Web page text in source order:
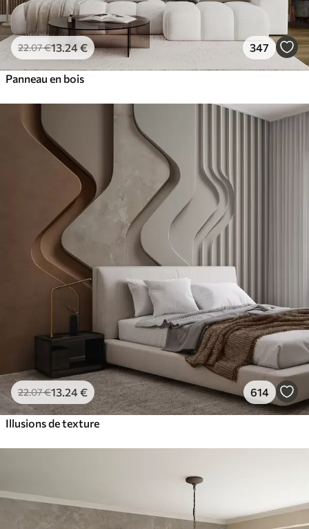
22.07€13 .24€ 347
Panneau en bois
22.07€13 .24€ 614
Illusions de texture